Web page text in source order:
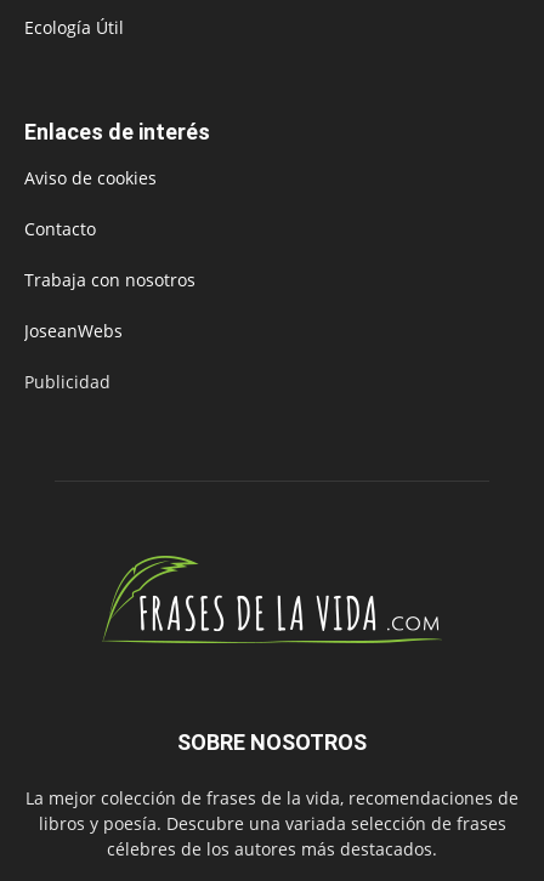
Ecología Útil
Enlaces de interés
Aviso de cookies
Contacto
Trabaja con nosotros
JoseanWebs
Publicidad
SOBRE NOSOTROS
La mejor colección de frases de la vida, recomendaciones de
libros y poesía. Descubre una variada selección de frases
célebres de los autores más destacados.